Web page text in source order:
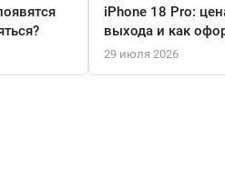
iPhone 18 Pro:
выхода и как
29 июля 2026